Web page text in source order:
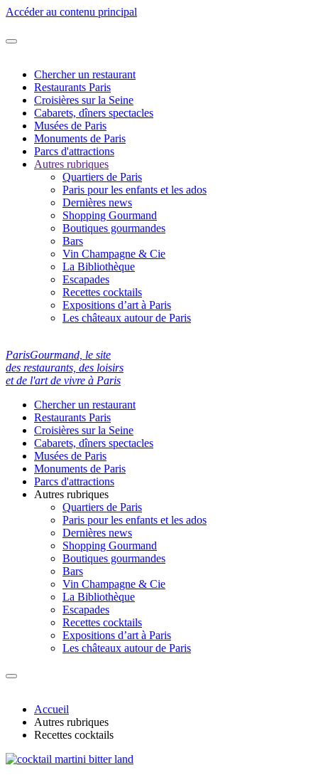
Accéder au contenu principal
Chercher un restaurant
Restaurants Paris
Croisières sur la Seine
Cabarets, dîners spectacles
Musées de Paris
Monuments de Paris
Parcs d'attractions
Autres rubriques
Quartiers de Paris
Paris pour les enfants et les ados
Dernières news
Shopping Gourmand
Boutiques gourmandes
Bars
Vin Champagne & Cie
La Bibliothèque
Escapades
Recettes cocktails
Expositions d’art à Paris
Les châteaux autour de Paris
ParisGourmand, le site
des restaurants, des loisirs
et de l'art de vivre à Paris
Chercher un restaurant
Restaurants Paris
Croisières sur la Seine
Cabarets, dîners spectacles
Musées de Paris
Monuments de Paris
Parcs d'attractions
Autres rubriques
Quartiers de Paris
Paris pour les enfants et les ados
Dernières news
Shopping Gourmand
Boutiques gourmandes
Bars
Vin Champagne & Cie
La Bibliothèque
Escapades
Recettes cocktails
Expositions d’art à Paris
Les châteaux autour de Paris
Accueil
Autres rubriques
Recettes cocktails